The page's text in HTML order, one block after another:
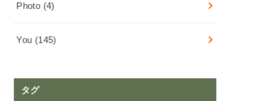
Photo (4)
You (145)
タグ